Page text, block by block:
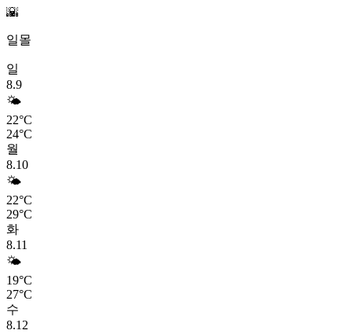
🌇
일몰
일
8.9
🌤️
22°C
24°C
월
8.10
🌤️
22°C
29°C
화
8.11
🌤️
19°C
27°C
수
8.12